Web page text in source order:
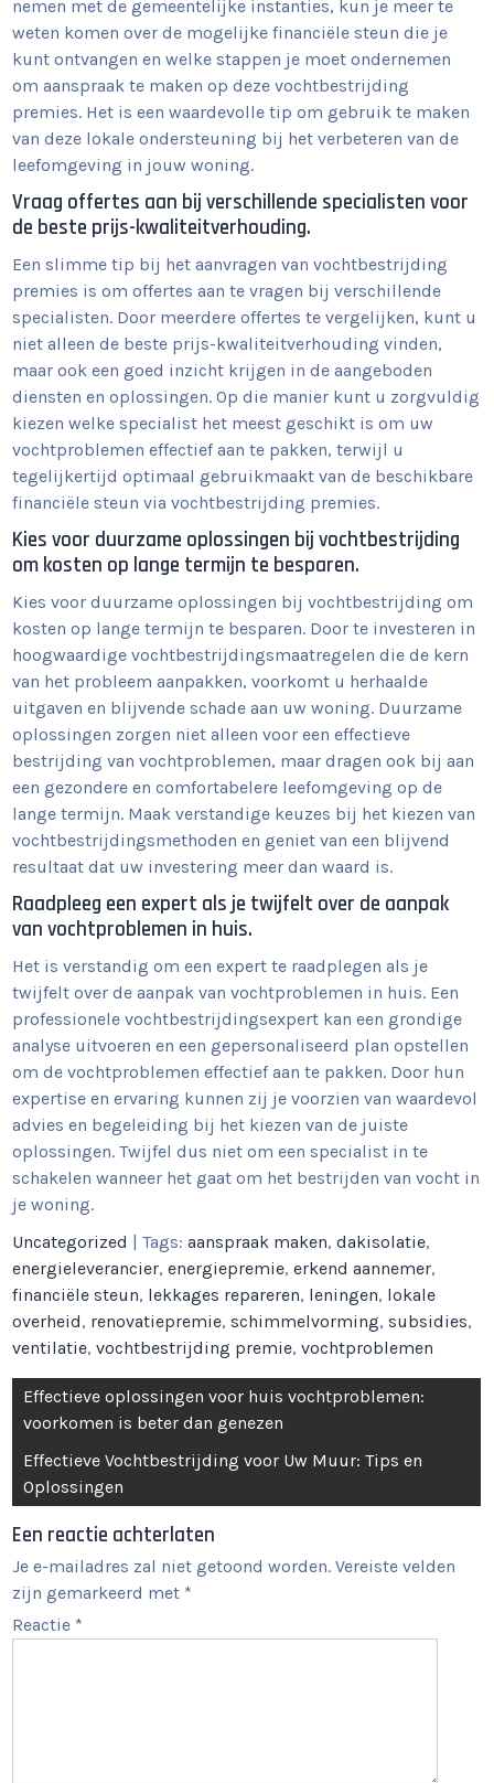
nemen met de gemeentelijke instanties, kun je meer te
weten komen over de mogelijke financiële steun die je
kunt ontvangen en welke stappen je moet ondernemen
om aanspraak te maken op deze vochtbestrijding
premies. Het is een waardevolle tip om gebruik te maken
van deze lokale ondersteuning bij het verbeteren van de
leefomgeving in jouw woning.
Vraag offertes aan bij verschillende specialisten voor
de beste prijs-kwaliteitverhouding.
Een slimme tip bij het aanvragen van vochtbestrijding
premies is om offertes aan te vragen bij verschillende
specialisten. Door meerdere offertes te vergelijken, kunt u
niet alleen de beste prijs-kwaliteitverhouding vinden,
maar ook een goed inzicht krijgen in de aangeboden
diensten en oplossingen. Op die manier kunt u zorgvuldig
kiezen welke specialist het meest geschikt is om uw
vochtproblemen effectief aan te pakken, terwijl u
tegelijkertijd optimaal gebruikmaakt van de beschikbare
financiële steun via vochtbestrijding premies.
Kies voor duurzame oplossingen bij vochtbestrijding
om kosten op lange termijn te besparen.
Kies voor duurzame oplossingen bij vochtbestrijding om
kosten op lange termijn te besparen. Door te investeren in
hoogwaardige vochtbestrijdingsmaatregelen die de kern
van het probleem aanpakken, voorkomt u herhaalde
uitgaven en blijvende schade aan uw woning. Duurzame
oplossingen zorgen niet alleen voor een effectieve
bestrijding van vochtproblemen, maar dragen ook bij aan
een gezondere en comfortabelere leefomgeving op de
lange termijn. Maak verstandige keuzes bij het kiezen van
vochtbestrijdingsmethoden en geniet van een blijvend
resultaat dat uw investering meer dan waard is.
Raadpleeg een expert als je twijfelt over de aanpak
van vochtproblemen in huis.
Het is verstandig om een expert te raadplegen als je
twijfelt over de aanpak van vochtproblemen in huis. Een
professionele vochtbestrijdingsexpert kan een grondige
analyse uitvoeren en een gepersonaliseerd plan opstellen
om de vochtproblemen effectief aan te pakken. Door hun
expertise en ervaring kunnen zij je voorzien van waardevol
advies en begeleiding bij het kiezen van de juiste
oplossingen. Twijfel dus niet om een specialist in te
schakelen wanneer het gaat om het bestrijden van vocht in
je woning.
Uncategorized | Tags:aanspraak maken,dakisolatie,
energieleverancier,energiepremie,erkend aannemer,
financiële steun, lekkages repareren, leningen, lokale
overheid, renovatiepremie,schimmelvorming,subsidies,
ventilatie,vochtbestrijding premie,vochtproblemen
Berichtnavigatie
Effectieve oplossingen voor huis vochtproblemen:
voorkomen is beter dan genezen
Effectieve Vochtbestrijding voor Uw Muur: Tips en
Oplossingen
Een reactie achterlaten
Je e-mailadres zal niet getoond worden. Vereiste velden
zijn gemarkeerd met *
Reactie *